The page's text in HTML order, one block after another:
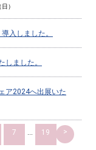
）
入しました。
ました。
ア2024へ出展いた
7 19 >